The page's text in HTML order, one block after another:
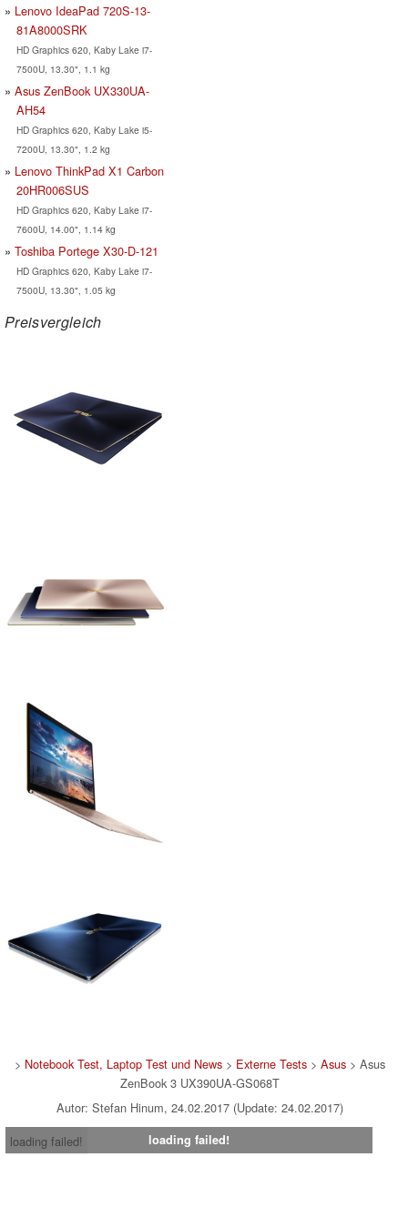
Lenovo IdeaPad 720S-13-
81A8000SRK
HD Graphics 620, Kaby Lake i7-
7500U, 13.30", 1.1 kg
Asus ZenBook UX330UA-
AH54
HD Graphics 620, Kaby Lake i5-
7200U, 13.30", 1.2 kg
Lenovo ThinkPad X1 Carbon
20HR006SUS
HD Graphics 620, Kaby Lake i7-
7600U, 14.00", 1.14 kg
Toshiba Portege X30-D-121
HD Graphics 620, Kaby Lake i7-
7500U, 13.30", 1.05 kg
Preisvergleich
> Notebook Test, Laptop Test und News> Externe Tests> Asus> Asus
ZenBook 3 UX390UA-GS068T
Autor: Stefan Hinum, 24.02.2017 (Update: 24.02.2017)
loading failed!
loading failed!